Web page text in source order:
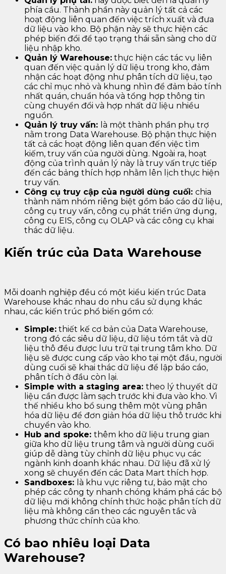
phía cầu. Thành phần này quản lý tất cả các
hoạt động liên quan đến việc trích xuất và đưa
dữ liệu vào kho. Bộ phận này sẽ thực hiện các
phép biến đổi để tạo trạng thái sẵn sàng cho dữ
liệu nhập kho.
Quản lý Warehouse: thực hiện các tác vụ liên
quan đến việc quản lý dữ liệu trong kho, đảm
nhận các hoạt động như phân tích dữ liệu, tạo
các chỉ mục nhỏ và khung nhìn để đảm bảo tính
nhất quán, chuẩn hóa và tổng hợp thông tin
cùng chuyển đổi và hợp nhất dữ liệu nhiều
nguồn.
Quản lý truy vấn: là một thành phần phụ trợ
nằm trong Data Warehouse. Bộ phận thực hiện
tất cả các hoạt động liên quan đến việc tìm
kiếm, truy vấn của người dùng. Ngoài ra, hoạt
động của trình quản lý này là truy vấn trực tiếp
đến các bảng thích hợp nhằm lên lịch thực hiện
truy vấn.
Công cụ truy cập của người dùng cuối: chia
thành năm nhóm riêng biệt gồm báo cáo dữ liệu,
công cụ truy vấn, công cụ phát triển ứng dụng,
công cụ EIS, công cụ OLAP và các công cụ khai
thác dữ liệu.
Kiến trúc của Data Warehouse
Mỗi doanh nghiệp đều có một kiểu kiến trúc Data
Warehouse khác nhau do nhu cầu sử dụng khác
nhau, các kiến trúc phổ biến gồm có:
Simple: thiết kế cơ bản của Data Warehouse,
trong đó các siêu dữ liệu, dữ liệu tóm tắt và dữ
liệu thô đều được lưu trữ tại trung tâm kho. Dữ
liệu sẽ được cung cấp vào kho tại một đầu, người
dùng cuối sẽ khai thác dữ liệu để lập báo cáo,
phân tích ở đầu còn lại.
Simple with a staging area: theo lý thuyết dữ
liệu cần được làm sạch trước khi đưa vào kho. Vì
thế nhiều kho bổ sung thêm một vùng phân
hóa dữ liệu để đơn giản hóa dữ liệu thô trước khi
chuyển vào kho.
Hub and spoke: thêm kho dữ liệu trung gian
giữa kho dữ liệu trung tâm và người dùng cuối
giúp dễ dàng tùy chỉnh dữ liệu phục vụ các
ngành kinh doanh khác nhau. Dữ liệu đã xử lý
xong sẽ chuyển đến các Data Mart thích hợp.
Sandboxes: là khu vực riêng tư, bảo mật cho
phép các công ty nhanh chóng khám phá các bộ
dữ liệu mới không chính thức hoặc phân tích dữ
liệu mà không cần theo các nguyên tắc và
phương thức chính của kho.
Có bao nhiêu loại Data
Warehouse?